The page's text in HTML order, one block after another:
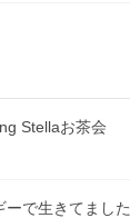
Stellaお茶会
で生きてました